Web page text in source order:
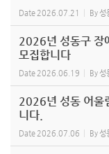
Date 2026.07.21 By성
2026년 성동구 장
모집합니다
Date 2026.06.19 By성
2026년 성동 어울
니다.
Date 2026.07.06 By성